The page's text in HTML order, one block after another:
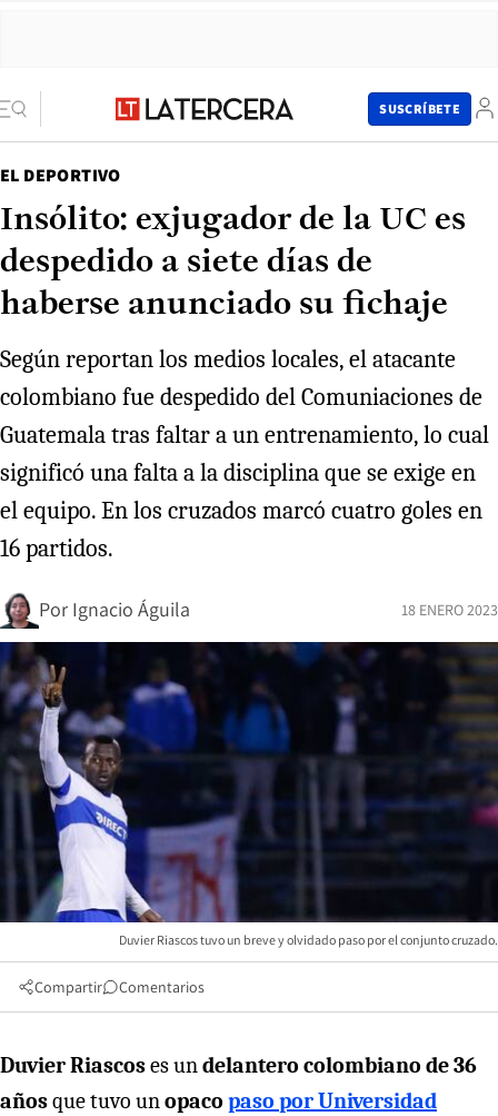
SUSCRÍBETE
EL DEPORTIVO
Insólito: exjugador de la UC es
despedido a siete días de
haberse anunciado su fichaje
Según reportan los medios locales, el atacante
colombiano fue despedido del Comuniaciones de
Guatemala tras faltar a un entrenamiento, lo cual
significó una falta a la disciplina que se exige en
el equipo. En los cruzados marcó cuatro goles en
16 partidos.
Por Ignacio Águila 18 ENERO 2023
Duvier Riascos tuvo un breve y olvidado paso por el conjunto cruzado.
Compartir Comentarios
Duvier Riascoses undelantero colombiano de 36
añosque tuvo unopaco paso por Universidad